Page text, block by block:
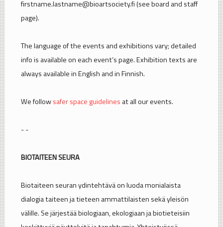
firstname.lastname@bioartsociety.fi (see board and staff
page).
The language of the events and exhibitions vary; detailed
info is available on each event’s page. Exhibition texts are
always available in English and in Finnish.
We followsafer space guidelines at all our events.
- -
BIOTAITEEN SEURA
Biotaiteen seuran ydintehtävä on luoda monialaista
dialogia taiteen ja tieteen ammattilaisten sekä yleisön
välille. Se järjestää biologiaan, ekologiaan ja biotieteisiin